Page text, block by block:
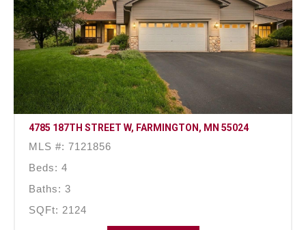
4785 187TH STREET W, FARMINGTON, MN 55024
MLS #: 7121856
Beds: 4
Baths: 3
SQFt: 2124